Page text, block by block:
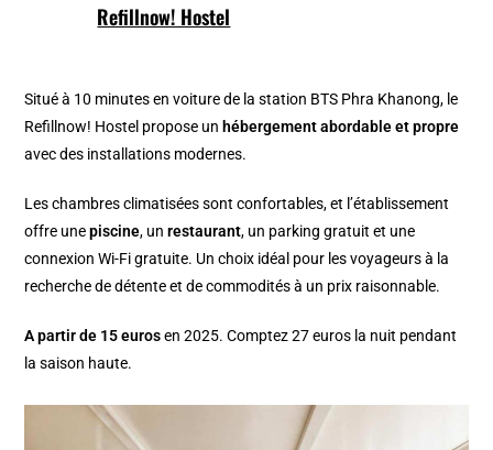
Refillnow! Hostel
Situé à 10 minutes en voiture de la station BTS Phra Khanong, le
Refillnow! Hostel propose un hébergement abordable et propre
avec des installations modernes.
Les chambres climatisées sont confortables, et l’établissement
offre unepiscine, unrestaurant, un parking gratuit et une
connexion Wi-Fi gratuite. Un choix idéal pour les voyageurs à la
recherche de détente et de commodités à un prix raisonnable.
A partir de 15 eurosen 2025. Comptez 27 euros la nuit pendant
la saison haute.